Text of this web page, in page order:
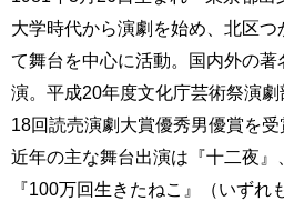
大学時代から演劇を始め、北区
て舞台を中心に活動。国内外の著
演。平成20年度文化庁芸術祭演
18回読売演劇大賞優秀男優賞を受
近年の主な舞台出演は『十二夜』
『100万回生きたねこ』（いずれ